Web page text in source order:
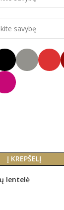
Į KREPŠELĮ
lentelė